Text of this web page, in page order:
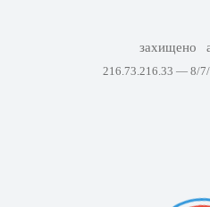
захищено
216.73.216.33 — 8/